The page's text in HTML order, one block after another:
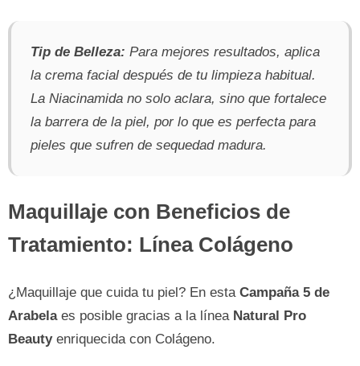
Tip de Belleza: Para mejores resultados, aplica
la crema facial después de tu limpieza habitual.
La Niacinamida no solo aclara, sino que fortalece
la barrera de la piel, por lo que es perfecta para
pieles que sufren de sequedad madura.
Maquillaje con Beneficios de
Tratamiento: Línea Colágeno
¿Maquillaje que cuida tu piel? En esta Campaña 5 de
Arabelaes posible gracias a la línea Natural Pro
Beautyenriquecida con Colágeno.